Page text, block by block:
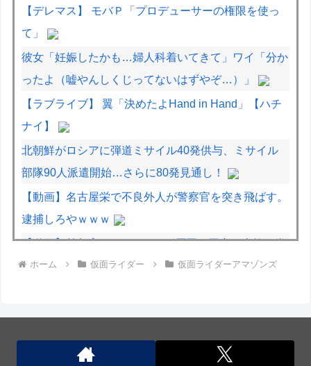
【デレマス】 モバＰ「プロデューサーの権限を使っ
て」
彼女「妊娠したかも…婦人科着いてきて」ワイ「分か
ったよ（嘘やんしくじってないはずやぞ…）」
【ラブライブ】 翼「決めたよHand in Hand」【ハチ
ナイ】
北朝鮮がロシアに弾道ミサイル40発供与、ミサイル
部隊90人派遣開始…さらに80発見通し！
【動画】名古屋栄で不良外人が警察官を突き飛ばす。
逮捕しろやｗｗｗ
【動画】首都高で4tトラックが原因の玉突き事故に巻
き込まれた軽バンの車載。
部隊90人派遣開始…さらに80発見通し！
ホーム 仮面ライダー 仮面ライダーアマゾンズ